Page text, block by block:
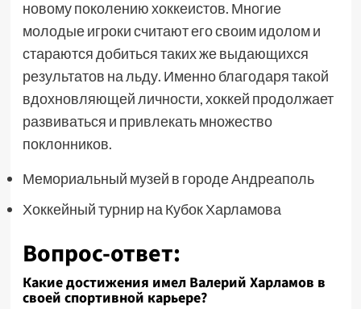
новому поколению хоккеистов. Многие
молодые игроки считают его своим идолом и
стараются добиться таких же выдающихся
результатов на льду. Именно благодаря такой
вдохновляющей личности, хоккей продолжает
развиваться и привлекать множество
поклонников.
Мемориальный музей в городе Андреаполь
Хоккейный турнир на Кубок Харламова
Вопрос-ответ:
Какие достижения имел Валерий Харламов в
своей спортивной карьере?